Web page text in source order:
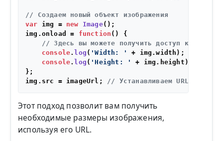
// Создаем новый объект изображения
var img = new Image();
img. onload = function ( ) {
// Здесь вы можете получить доступ к ширине
console. log ( 'Width: ' + img.width );
console. log ( 'Height: ' + img. height );
};
img. src = imageUrl; // Устанавливаем URL
Этот подход позволит вам получить
необходимые размеры изображения,
используя его URL.